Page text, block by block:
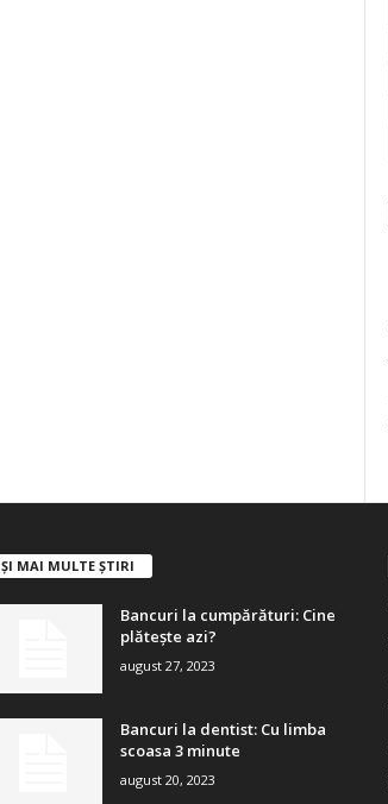
ȘI MAI MULTE ȘTIRI
Bancuri la cumpărături: Cine
plătește azi?
august 27, 2023
Bancuri la dentist: Cu limba
scoasa 3 minute
august 20, 2023